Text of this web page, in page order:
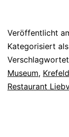
s
K
a
i
s
Veröffentlicht
Kategorisiert als
Museum, Krefeld
Restaurant